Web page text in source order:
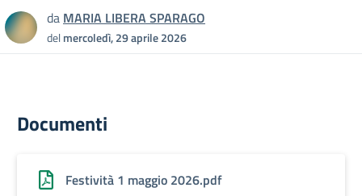
da MARIA LIBERA SPARAGO
delmercoledì, 29 aprile 2026
Documenti
Festività 1 maggio 2026.pdf